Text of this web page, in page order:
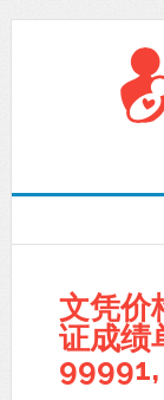
文凭价
证成绩
99991,